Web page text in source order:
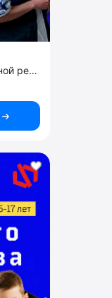
франшиза парков виртуальной реальности